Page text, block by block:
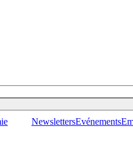
NewslettersEvénements